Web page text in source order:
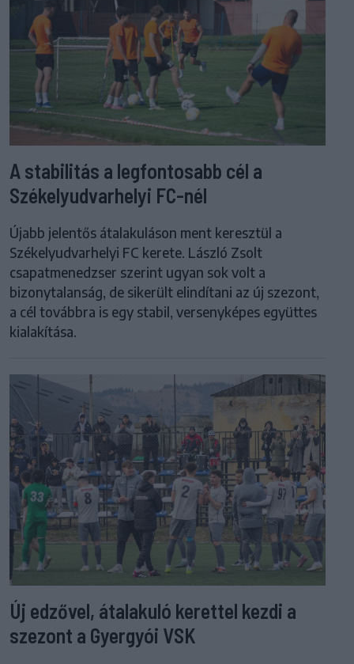
A stabilitás a legfontosabb cél a
Székelyudvarhelyi FC-nél
Újabb jelentős átalakuláson ment keresztül a
Székelyudvarhelyi FC kerete. László Zsolt
csapatmenedzser szerint ugyan sok volt a
bizonytalanság, de sikerült elindítani az új szezont,
a cél továbbra is egy stabil, versenyképes együttes
kialakítása.
Új edzővel, átalakuló kerettel kezdi a
szezont a Gyergyói VSK